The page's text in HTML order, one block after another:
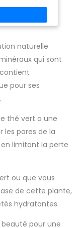
rémunération
les
PRÉPARATION :
faites bouillir de
Savourez
produits Clipper
naturels
naturelle
qui sont
pour ses
thé vert a une
les pores de la
limitant la perte
ou que vous
de cette plante,
hydratantes.
pour une